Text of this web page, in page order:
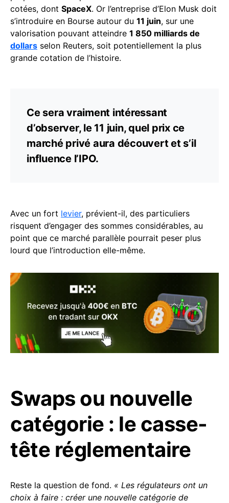
cotées, dont SpaceX. Or l’entreprise d’Elon Musk doit
s’introduire en Bourse autour du 11 juin, sur une
valorisation pouvant atteindre 1 850 milliards de
dollars selon Reuters, soit potentiellement la plus
grande cotation de l’histoire.
Ce sera vraiment intéressant
d’observer, le 11 juin, quel prix ce
marché privé aura découvert et s’il
influence l’IPO.
Avec un fort levier, prévient-il, des particuliers
risquent d’engager des sommes considérables, au
point que ce marché parallèle pourrait peser plus
lourd que l’introduction elle-même.
Swaps ou nouvelle
catégorie : le casse-
tête réglementaire
Reste la question de fond. « Les régulateurs ont un
choix à faire : créer une nouvelle catégorie de